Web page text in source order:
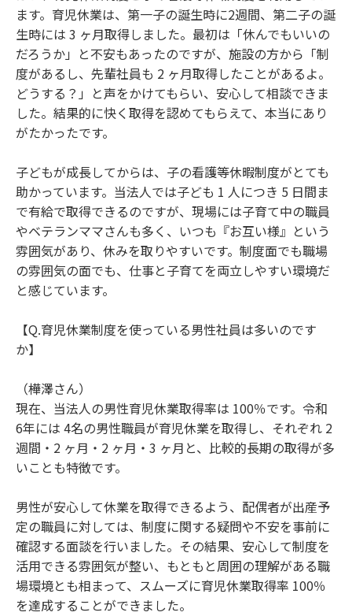
ます。育児休業は、第一子の誕生時に2週間、第二子の誕
生時には 3 ヶ月取得しました。最初は「休んでもいいの
だろうか」と不安もあったのですが、施設の方から「制
度があるし、先輩社員も 2 ヶ月取得したことがあるよ。
どうする？」と声をかけてもらい、安心して相談できま
した。結果的に快く取得を認めてもらえて、本当にあり
がたかったです。
子どもが成長してからは、子の看護等休暇制度がとても
助かっています。当法人では子ども 1 人につき 5 日間ま
で有給で取得できるのですが、現場には子育て中の職員
やベテランママさんも多く、いつも『お互い様』という
雰囲気があり、休みを取りやすいです。制度面でも職場
の雰囲気の面でも、仕事と子育てを両立しやすい環境だ
と感じています。
【Q.育児休業制度を使っている男性社員は多いのです
か】
（樺澤さん）
現在、当法人の男性育児休業取得率は 100％です。令和
6年には 4名の男性職員が育児休業を取得し、それぞれ 2
週間・2 ヶ月・2 ヶ月・3 ヶ月と、比較的長期の取得が多
いことも特徴です。
男性が安心して休業を取得できるよう、配偶者が出産予
定の職員に対しては、制度に関する疑問や不安を事前に
確認する面談を行いました。その結果、安心して制度を
活用できる雰囲気が整い、もともと周囲の理解がある職
場環境とも相まって、スムーズに育児休業取得率 100％
を達成することができました。